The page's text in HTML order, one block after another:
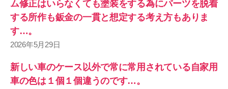
ム修正はいらなくても塗装をする為にパーツを脱着
する所作も鈑金の一貫と想定する考え方もありま
す…。
2026年5月29日
新しい車のケース以外で常に常用されている自家用
車の色は１個１個違うのです…。